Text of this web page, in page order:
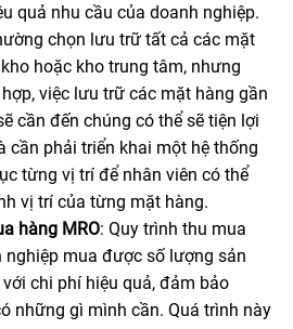
quả nhu cầu của doanh nghiệp.
chọn lưu trữ tất cả các mặt
hoặc kho trung tâm, nhưng
việc lưu trữ các mặt hàng gần
cần đến chúng có thể sẽ tiện lợi
cần phải triển khai một hệ thống
từng vị trí để nhân viên có thể
vị trí của từng mặt hàng.
hàng MRO: Quy trình thu mua
nghiệp mua được số lượng sản
chi phí hiệu quả, đảm bảo
những gì mình cần. Quá trình này